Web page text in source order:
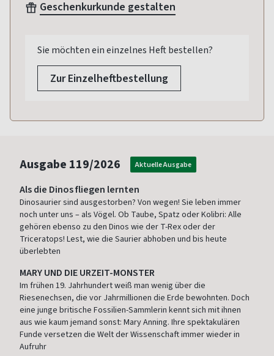
Geschenkurkunde gestalten
Sie möchten ein einzelnes Heft bestellen?
Zur Einzelheftbestellung
Ausgabe 119/2026 Aktuelle Ausgabe
Als die Dinos fliegen lernten
Dinosaurier sind ausgestorben? Von wegen! Sie leben immer
noch unter uns – als Vögel. Ob Taube, Spatz oder Kolibri: Alle
gehören ebenso zu den Dinos wie der T-Rex oder der
Triceratops! Lest, wie die Saurier abhoben und bis heute
überlebten
MARY UND DIE URZEIT-MONSTER
Im frühen 19. Jahrhundert weiß man wenig über die
Riesenechsen, die vor Jahrmillionen die Erde bewohnten. Doch
eine junge britische Fossilien-Sammlerin kennt sich mit ihnen
aus wie kaum jemand sonst: Mary Anning. Ihre spektakulären
Funde versetzen die Welt der Wissenschaft immer wieder in
Aufruhr